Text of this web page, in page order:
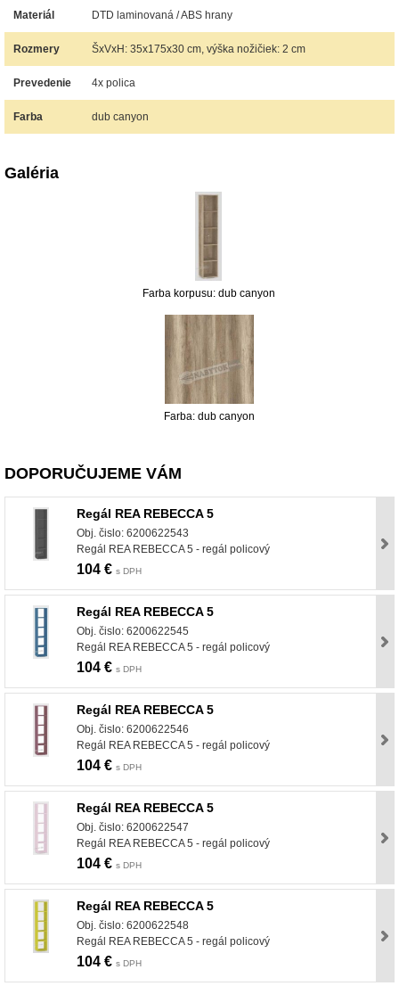
Materiál DTD laminovaná / ABS hrany
Rozmery ŠxVxH: 35x175x30 cm, výška nožičiek: 2 cm
Prevedenie 4x polica
Farba dub canyon
Galéria
Farba korpusu: dub canyon
Farba: dub canyon
DOPORUČUJEME VÁM
Regál REA REBECCA 5
Obj. čislo: 6200622543
Regál REA REBECCA 5 - regál policový
104 € s DPH
Regál REA REBECCA 5
Obj. čislo: 6200622545
Regál REA REBECCA 5 - regál policový
104 € s DPH
Regál REA REBECCA 5
Obj. čislo: 6200622546
Regál REA REBECCA 5 - regál policový
104 € s DPH
Regál REA REBECCA 5
Obj. čislo: 6200622547
Regál REA REBECCA 5 - regál policový
104 € s DPH
Regál REA REBECCA 5
Obj. čislo: 6200622548
Regál REA REBECCA 5 - regál policový
104 € s DPH